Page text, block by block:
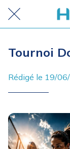
Tournoi
Rédigé le 19/